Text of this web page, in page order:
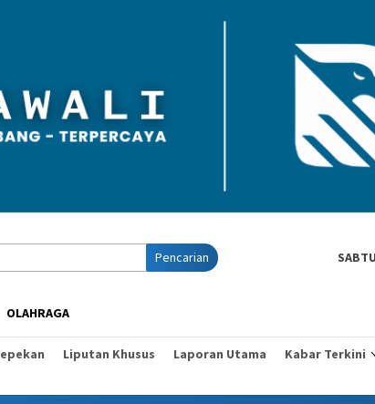
Pencarian
OLAHRAGA
Liputan Khusus Laporan Utama Kabar Terkini